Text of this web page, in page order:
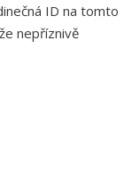
ID na tomto
nepříznivě